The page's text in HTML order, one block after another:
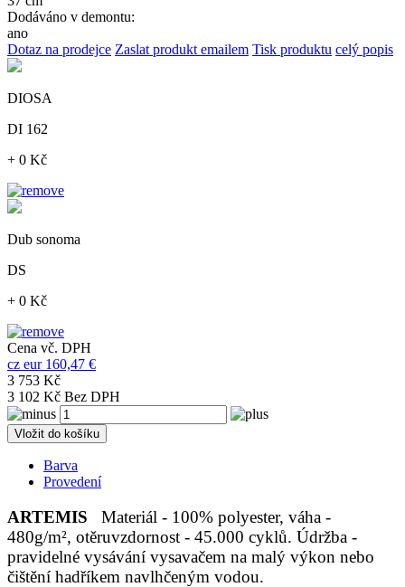
Dodáváno v demontu:
ano
Dotaz na prodejce Zaslat produkt emailem Tisk produktu celý popis
DIOSA
DI 162
+ 0 Kč
Dub sonoma
DS
+ 0 Kč
Cena vč. DPH
cz eur 160,47 €
3 753 Kč
3 102 Kč Bez DPH
Vložit do košíku
Barva
Provedení
ARTEMIS
Materiál - 100% polyester, váha -
480g/m², otěruvzdornost - 45.000 cyklů. Údržba -
pravidelné vysávání vysavačem na malý výkon nebo
čištění hadříkem navlhčeným vodou.